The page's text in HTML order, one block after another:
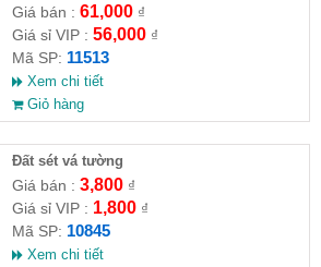
Giá bán : 61,000₫
Giá sỉ VIP : 56,000₫
Mã SP: 11513
Xem chi tiết
Giỏ hàng
Đất sét vá tường
Giá bán : 3,800₫
Giá sỉ VIP : 1,800₫
Mã SP: 10845
Xem chi tiết